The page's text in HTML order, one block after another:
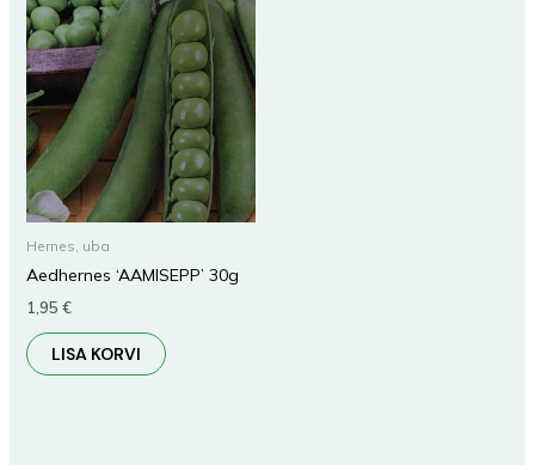
Hernes, uba
Aedhernes ‘AAMISEPP’ 30g
1,95 €
LISA KORVI